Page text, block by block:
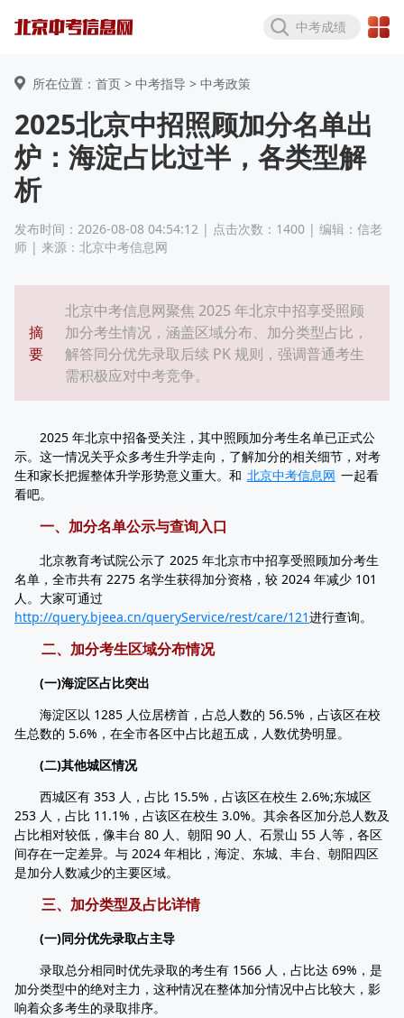
中考成绩
所在位置：首页 > 中考指导 > 中考政策
2025北京中招照顾加分名单出
炉：海淀占比过半，各类型解
析
发布时间：2026-08-08 04:54:12 | 点击次数：1400 | 编辑：信老
师 | 来源：北京中考信息网
摘
要
北京中考信息网聚焦 2025 年北京中招享受照顾
加分考生情况，涵盖区域分布、加分类型占比，
解答同分优先录取后续 PK 规则，强调普通考生
需积极应对中考竞争。
2025 年北京中招备受关注，其中照顾加分考生名单已正式公
示。这一情况关乎众多考生升学走向，了解加分的相关细节，对考
生和家长把握整体升学形势意义重大。和 北京中考信息网 一起看
看吧。
一、加分名单公示与查询入口
北京教育考试院公示了 2025 年北京市中招享受照顾加分考生
名单，全市共有 2275 名学生获得加分资格，较 2024 年减少 101
人。大家可通过
http://query.bjeea.cn/queryService/rest/care/121进行查询。
二、加分考生区域分布情况
(一)海淀区占比突出
海淀区以 1285 人位居榜首，占总人数的 56.5%，占该区在校
生总数的 5.6%，在全市各区中占比超五成，人数优势明显。
(二)其他城区情况
西城区有 353 人，占比 15.5%，占该区在校生 2.6%;东城区
253 人，占比 11.1%，占该区在校生 3.0%。其余各区加分总人数及
占比相对较低，像丰台 80 人、朝阳 90 人、石景山 55 人等，各区
间存在一定差异。与 2024 年相比，海淀、东城、丰台、朝阳四区
是加分人数减少的主要区域。
三、加分类型及占比详情
(一)同分优先录取占主导
录取总分相同时优先录取的考生有 1566 人，占比达 69%，是
加分类型中的绝对主力，这种情况在整体加分情况中占比较大，影
响着众多考生的录取排序。